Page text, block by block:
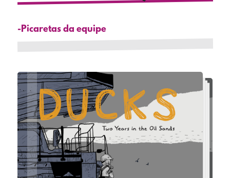
-Picaretas da equipe